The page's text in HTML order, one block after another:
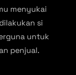
menyukai
si
untuk
penjual.